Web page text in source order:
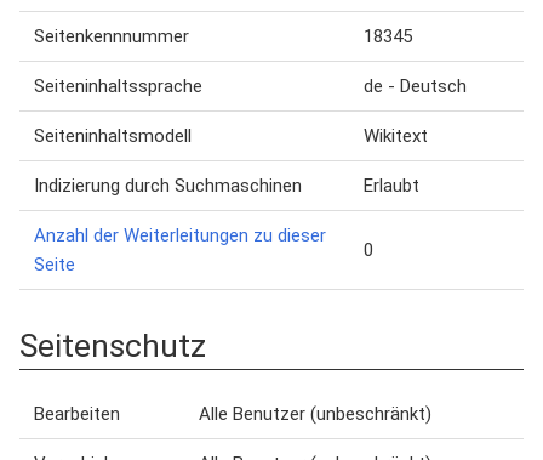
Seitenkennnummer 18345
Seiteninhaltssprache de - Deutsch
Seiteninhaltsmodell Wikitext
Indizierung durch Suchmaschinen Erlaubt
Anzahl der Weiterleitungen zu dieser
Seite
0
Seitenschutz
Bearbeiten Alle Benutzer (unbeschränkt)